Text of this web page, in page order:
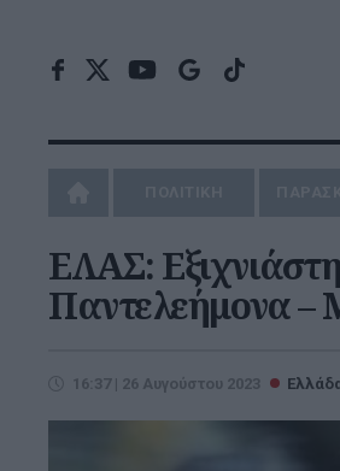
ΕΛΑΣ:
Παντελεήμονα –
16:37 | 26 Αυγούστου 2023